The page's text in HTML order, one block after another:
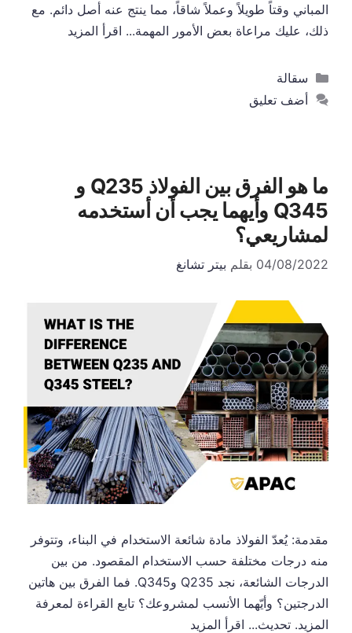
المباني وقتاً طويلاً وعملاً شاقاً، مما ينتج عنه أصل دائم. مع
ذلك، عليك مراعاة بعض الأمور المهمة... اقرأ المزيد
التصنيفات
سقالة
أضف تعليق
ما هو الفرق بين الفولاذ Q235 و
Q345 وأيهما يجب أن أستخدمه
لمشاريعي؟
04/08/2022 بقلم بيتر تشانغ
مقدمة: يُعدّ الفولاذ مادة شائعة الاستخدام في البناء، وتتوفر
منه درجات مختلفة حسب الاستخدام المقصود. من بين
الدرجات الشائعة، نجد Q235 وQ345. فما الفرق بين هاتين
الدرجتين؟ وأيّهما الأنسب لمشروعك؟ تابع القراءة لمعرفة
المزيد. تحديث... اقرأ المزيد